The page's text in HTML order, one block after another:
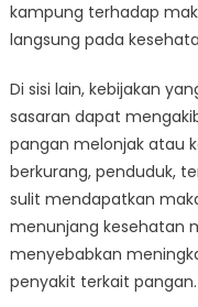
kampung terhadap
langsung pada
Di sisi lain, kebijakan
sasaran dapat
pangan melonjak atau
berkurang, penduduk,
sulit mendapatkan
menunjang kesehatan
menyebabkan
penyakit terkait pangan.